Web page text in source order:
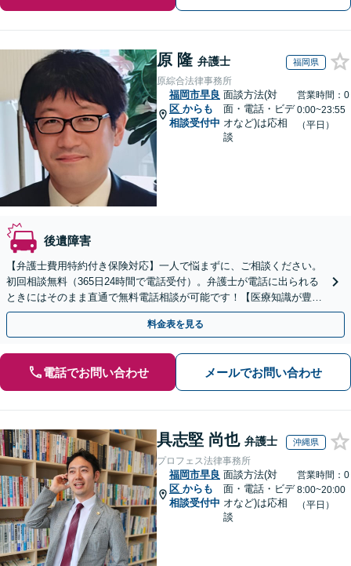
原 隆 弁護士 福岡県
原綜合法律事務所
福岡市早良
区 からも
相談受付中
面談方法(対
面・電話・ビデ
オなど)は応相
談
営業時間：0
0:00~23:55
（平日）
後遺障害
【弁護士費用特約付き保険対応】一人で悩まずに、ご相談ください。
初回相談無料（365日24時間で電話受付）。弁護士が電話に出られる
ときにはそのまま直通で無料電話相談が可能です！【医療知識が豊富
な弁護士在籍】
料金表を見る
電話でお問い合わせ メールでお問い合わせ
具志堅 尚也 弁護士 沖縄県
プロフェス法律事務所
福岡市早良
区 からも
相談受付中
面談方法(対
面・電話・ビデ
オなど)は応相
談
営業時間：0
8:00~20:00
（平日）